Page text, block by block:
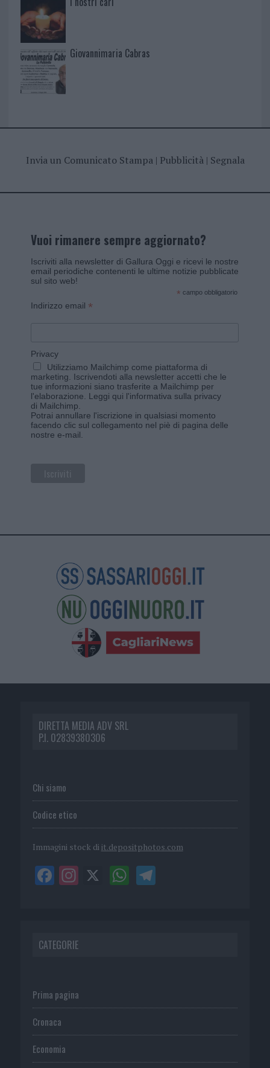
Giovannimaria Cabras
Invia un Comunicato Stampa| Pubblicità| Segnala
Vuoi rimanere sempre aggiornato?
Iscriviti alla newsletter di Gallura Oggi e ricevi le nostre
email periodiche contenenti le ultime notizie pubblicate
sul sito web!
* campo obbligatorio
Indirizzo email *
Privacy
Utilizziamo Mailchimp come piattaforma di
marketing. Iscrivendoti alla newsletter accetti che le
tue informazioni siano trasferite a Mailchimp per
l'elaborazione. Leggi qui l'informativa sulla privacy
di Mailchimp
Potrai annullare l'iscrizione in qualsiasi momento
facendo clic sul collegamento nel piè di pagina delle
nostre e-mail.
DIRETTA MEDIA ADV SRL
P.I. 02839380306
Chi siamo
Codice etico
Immagini stock di it.depositphotos.com
CATEGORIE
Prima pagina
Cronaca
Economia